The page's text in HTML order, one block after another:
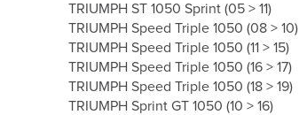
TRIUMPH ST 1050 Sprint (05 > 11)
TRIUMPH Speed Triple 1050 (08 > 10)
TRIUMPH Speed Triple 1050 (11 > 15)
TRIUMPH Speed Triple 1050 (16 > 17)
TRIUMPH Speed Triple 1050 (18 > 19)
TRIUMPH Sprint GT 1050 (10 > 16)